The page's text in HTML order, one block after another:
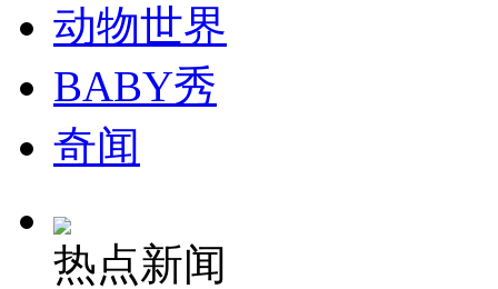
走！跟着总书记去植树
消防员救轻生者
纽约上演“枕头大战”
动物世界
BABY秀
奇闻
热点新闻